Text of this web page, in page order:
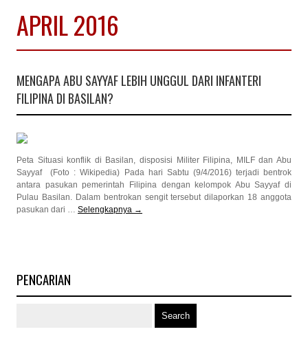
APRIL 2016
MENGAPA ABU SAYYAF LEBIH UNGGUL DARI INFANTERI
FILIPINA DI BASILAN?
Peta Situasi konflik di Basilan, disposisi Militer Filipina, MILF dan Abu
Sayyaf (Foto : Wikipedia) Pada hari Sabtu (9/4/2016) terjadi bentrok
antara pasukan pemerintah Filipina dengan kelompok Abu Sayyaf di
Pulau Basilan. Dalam bentrokan sengit tersebut dilaporkan 18 anggota
pasukan dari … Selengkapnya →
PENCARIAN